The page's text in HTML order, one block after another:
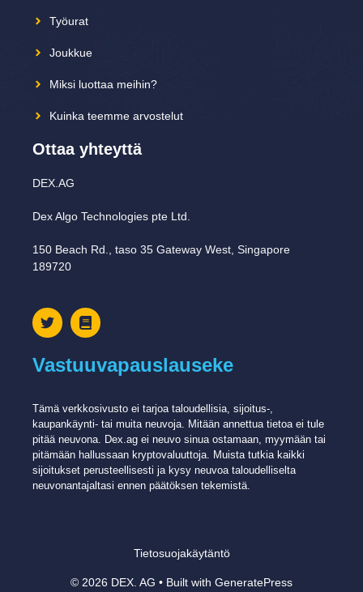
Työurat
Joukkue
Miksi luottaa meihin?
Kuinka teemme arvostelut
Ottaa yhteyttä
DEX.AG
Dex Algo Technologies pte Ltd.
150 Beach Rd., taso 35 Gateway West, Singapore
189720
Vastuuvapauslauseke
Tämä verkkosivusto ei tarjoa taloudellisia, sijoitus-,
kaupankäynti- tai muita neuvoja. Mitään annettua tietoa ei tule
pitää neuvona. Dex.ag ei ​​neuvo sinua ostamaan, myymään tai
pitämään hallussaan kryptovaluuttoja. Muista tutkia kaikki
sijoitukset perusteellisesti ja kysy neuvoa taloudelliselta
neuvonantajaltasi ennen päätöksen tekemistä.
Tietosuojakäytäntö
© 2026 DEX. AG • Built with GeneratePress